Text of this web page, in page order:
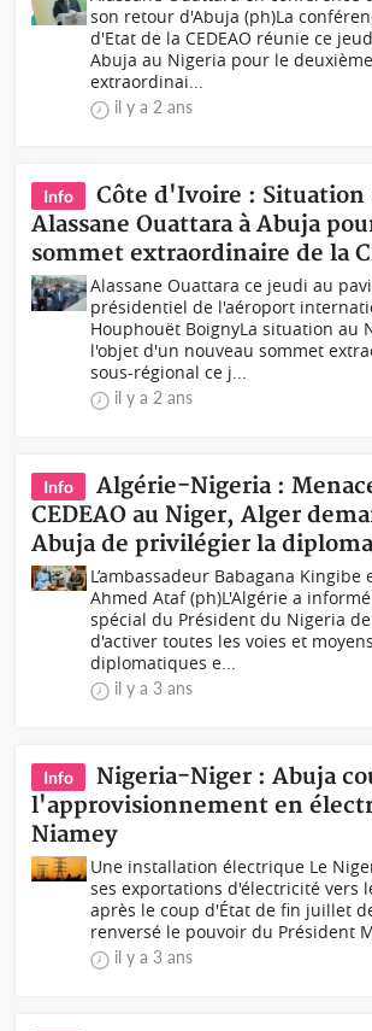
son retour d'Abuja (ph)La
d'Etat de la CEDEAO réunie ce
Abuja au Nigeria pour le
extraordinai...
il y a 2 ans
Info
Côte d'Ivoire : Situation
Alassane Ouattara à Abuja
sommet extraordinaire de la
Alassane Ouattara ce jeudi au
présidentiel de l'aéroport
Houphouët BoignyLa situation au
l'objet d'un nouveau sommet
sous-régional ce j...
il y a 2 ans
Info
Algérie-Nigeria :
CEDEAO au Niger, Alger
Abuja de privilégier la
L’ambassadeur Babagana
Ahmed Ataf (ph)L'Algérie a
spécial du Président du Nigeria
d'activer toutes les voies et moyens
diplomatiques e...
il y a 3 ans
Info
Nigeria-Niger : Abuja
l'approvisionnement en
Niamey
Une installation électrique Le
ses exportations d'électricité vers
après le coup d'État de fin juillet
renversé le pouvoir du Président
il y a 3 ans